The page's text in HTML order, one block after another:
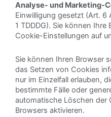
Analyse- und Marketing-
Einwilligung gesetzt (Art. 6
1 TDDDG). Sie können
Cookie-Einstellungen auf
Sie können Ihren Browser
das Setzen von Cookies
nur im Einzelfall erlauben,
bestimmte Fälle oder
automatische Löschen der
Browsers aktivieren.